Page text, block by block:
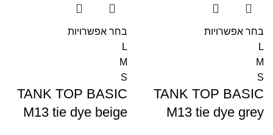
בחר אפשרויות
L
M
S
TANK TOP BASIC
M13 tie dye grey
בחר אפשרויות
L
M
S
TANK TOP BASIC
M13 tie dye beige